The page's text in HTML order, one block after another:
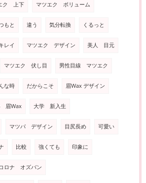
ク 上下 マツエク ボリューム
もと 違う 気分転換 くるっと
レイ マツエク デザイン 美人 目元
マツエク 伏し目 男性目線 マツエク
な時 だからこそ 眉Wax デザイン
眉Wax 大学 新入生
マツパ デザイン 目尻長め 可愛い
比較 強くても 印象に
コロナ オズバン